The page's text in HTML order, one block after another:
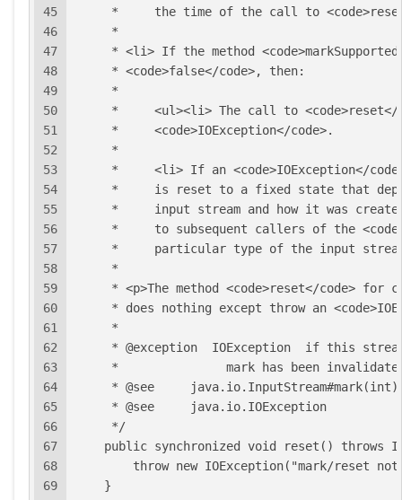
45
46
47
48
49
50
51
52
53
54
55
56
57
58
59
60
61
62
63
64
65
66
67
68
69
*     the time of the call to
     *
* <li> If the method
     * <code>false</code>, then:
     *
*     <ul><li> The call to
     *     <code>IOException</code>.
     *
*     <li> If an <code>IOException</
*     is reset to a fixed state that
*     input stream and how it was
*     to subsequent callers of the
*     particular type of the input
     *
* <p>The method <code>reset</code> for
* does nothing except throw an
     *
* @exception  IOException  if this
*               mark has been
     * @see     java.io.InputStream#mark(int)
     * @see     java.io.IOException
     */
public synchronized void reset() throws
throw new IOException("mark/reset
    }